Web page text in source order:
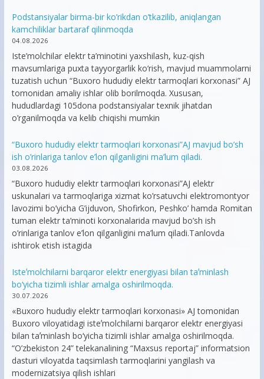
Podstansiyalar birma-bir ko’rikdan o’tkazilib, aniqlangan
kamchiliklar bartaraf qilinmoqda
04.08.2026
Iste’molchilar elektr ta’minotini yaxshilash, kuz-qish
mavsumlariga puxta tayyorgarlik ko‘rish, mavjud muammolarni
tuzatish uchun “Buxoro hududiy elektr tarmoqlari korxonasi” AJ
tomonidan amaliy ishlar olib borilmoqda. Xususan,
hududlardagi 105dona podstansiyalar texnik jihatdan
o’rganilmoqda va kelib chiqishi mumkin
“Buxoro hududiy elektr tarmoqlari korxonasi”AJ mavjud bo’sh
ish o’rinlariga tanlov e’lon qilganligini ma’lum qiladi.
03.08.2026
“Buxoro hududiy elektr tarmoqlari korxonasi”AJ elektr
uskunalari va tarmoqlariga xizmat ko’rsatuvchi elektromontyor
lavozimi bo’yicha G’ijduvon, Shofirkon, Peshko’ hamda Romitan
tuman elektr ta’minoti korxonalarida mavjud bo’sh ish
o’rinlariga tanlov e’lon qilganligini ma’lum qiladi.Tanlovda
ishtirok etish istagida
Isteʼmolchilarni barqaror elektr energiyasi bilan taʼminlash
bo‘yicha tizimli ishlar amalga oshirilmoqda.
30.07.2026
«Buxoro hududiy elektr tarmoqlari korxonasi» AJ tomonidan
Buxoro viloyatidagi isteʼmolchilarni barqaror elektr energiyasi
bilan taʼminlash bo‘yicha tizimli ishlar amalga oshirilmoqda.
“O’zbekiston 24” telekanalining “Maxsus reportaj” informatsion
dasturi viloyatda taqsimlash tarmoqlarini yangilash va
modernizatsiya qilish ishlari